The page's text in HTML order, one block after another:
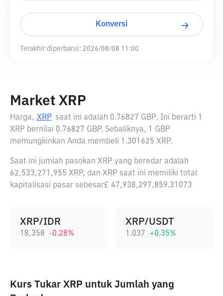
Konversi
Terakhir diperbarui: 2026/08/08 11:00
Market XRP
Harga, XRP saat ini adalah 0.76827 GBP. Ini berarti 1
XRP bernilai 0.76827 GBP. Sebaliknya, 1 GBP
memungkinkan Anda membeli 1.301625 XRP.
Saat ini jumlah pasokan XRP yang beredar adalah
62,533,271,955 XRP, dan XRP saat ini memiliki total
kapitalisasi pasar sebesar£ 47,938,297,859.31073
XRP/IDR
18,358 -0.28%
XRP/USDT
1.037 +0.35%
Kurs Tukar XRP untuk Jumlah yang